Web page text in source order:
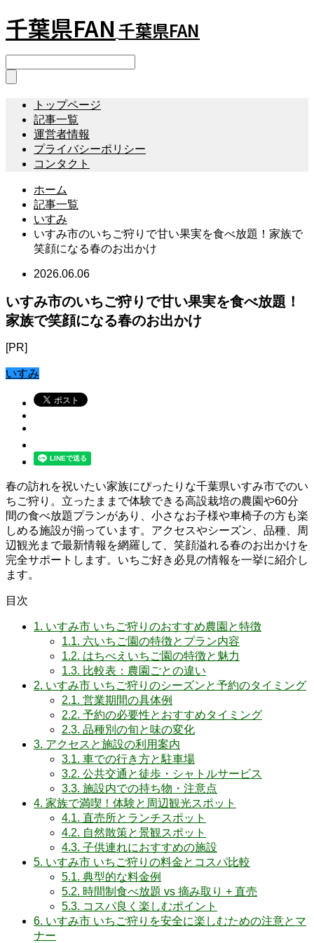
千葉県FAN 千葉県FAN
トップページ
記事一覧
運営者情報
プライバシーポリシー
コンタクト
ホーム
記事一覧
いすみ
いすみ市のいちご狩りで甘い果実を食べ放題！家族で
笑顔になる春のお出かけ
2026.06.06
いすみ市のいちご狩りで甘い果実を食べ放題！
家族で笑顔になる春のお出かけ
[PR]
いすみ
春の訪れを祝いたい家族にぴったりな千葉県いすみ市でのい
ちご狩り。立ったままで体験できる高設栽培の農園や60分
間の食べ放題プランがあり、小さなお子様や車椅子の方も楽
しめる施設が揃っています。アクセスやシーズン、品種、周
辺観光まで最新情報を網羅して、笑顔溢れる春のお出かけを
完全サポートします。いちご好き必見の情報を一挙に紹介し
ます。
目次
1. いすみ市 いちご狩りのおすすめ農園と特徴
1.1. 六いちご園の特徴とプラン内容
1.2. はちべえいちご園の特徴と魅力
1.3. 比較表：農園ごとの違い
2. いすみ市 いちご狩りのシーズンと予約のタイミング
2.1. 営業期間の具体例
2.2. 予約の必要性とおすすめタイミング
2.3. 品種別の旬と味の変化
3. アクセスと施設の利用案内
3.1. 車での行き方と駐車場
3.2. 公共交通と徒歩・シャトルサービス
3.3. 施設内での持ち物・注意点
4. 家族で満喫！体験と周辺観光スポット
4.1. 直売所とランチスポット
4.2. 自然散策と景観スポット
4.3. 子供連れにおすすめの施設
5. いすみ市 いちご狩りの料金とコスパ比較
5.1. 典型的な料金例
5.2. 時間制食べ放題 vs 摘み取り + 直売
5.3. コスパ良く楽しむポイント
6. いすみ市 いちご狩りを安全に楽しむための注意とマ
ナー